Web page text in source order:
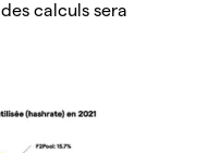
des calculs sera